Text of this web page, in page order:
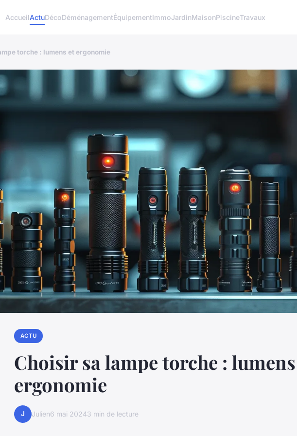
AccueilActuDécoDéménagementÉquipementImmoJardinMaisonPiscineTravaux
torche : lumens et ergonomie
ACTU
Choisir sa lampe torche :
ergonomie
J Julien6 mai 20243 min de lecture